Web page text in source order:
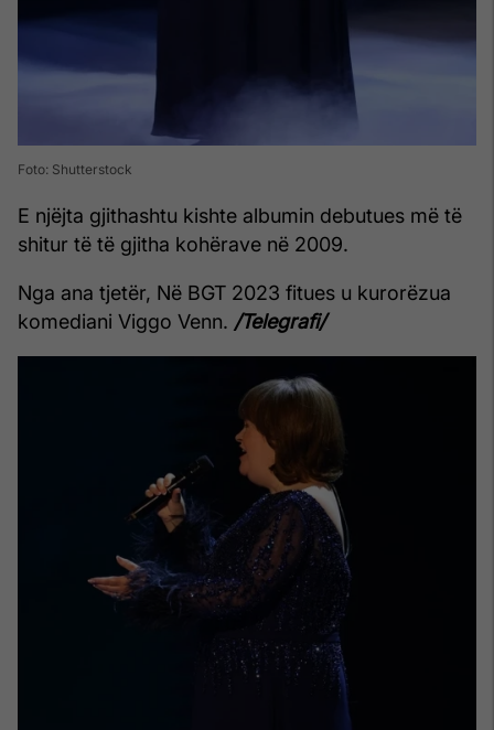
Foto: Shutterstock
E njëjta gjithashtu kishte albumin debutues më të
shitur të të gjitha kohërave në 2009.
Nga ana tjetër, Në BGT 2023 fitues u kurorëzua
komediani Viggo Venn. /Telegrafi/